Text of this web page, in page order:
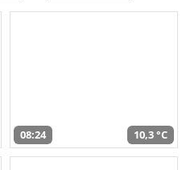
08:24 10,3 °C